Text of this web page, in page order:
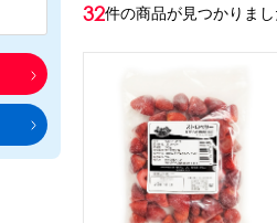
る汎用シロップ 生感覚の冷凍シロップ
・餡 冷凍フルーツ アイスクリーム
クアウト
材料 テイクアウト
32件の商品が見つかりま